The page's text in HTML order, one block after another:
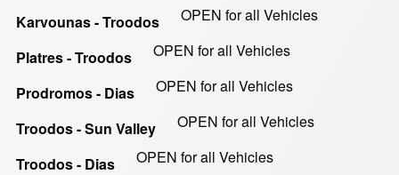
Karvounas - Troodos OPEN for all Vehicles
Platres - Troodos OPEN for all Vehicles
Prodromos - Dias OPEN for all Vehicles
Troodos - Sun Valley OPEN for all Vehicles
Troodos - Dias OPEN for all Vehicles